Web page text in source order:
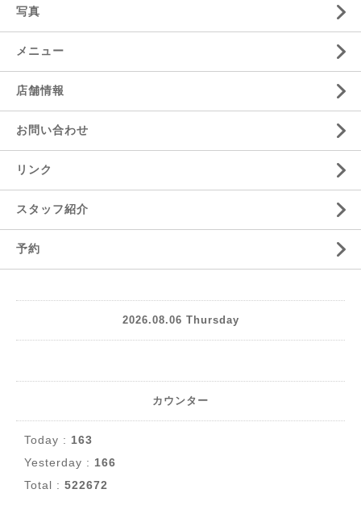
写真
メニュー
店舗情報
お問い合わせ
リンク
スタッフ紹介
予約
2026.08.06 Thursday
カウンター
Today : 163
Yesterday : 166
Total : 522672